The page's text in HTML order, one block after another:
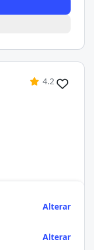
4.2
Alterar
Alterar